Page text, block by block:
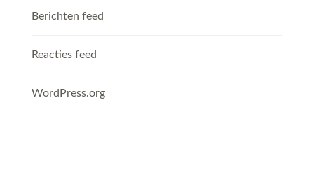
Berichten feed
Reacties feed
WordPress.org